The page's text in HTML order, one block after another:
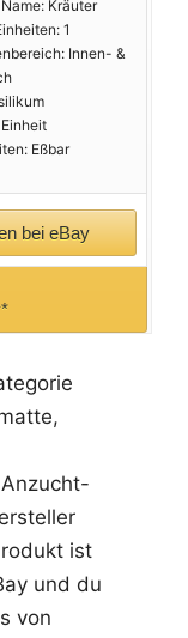
Kräuter
1
Innen- &
Eßbar
bei eBay
ist
und du
von